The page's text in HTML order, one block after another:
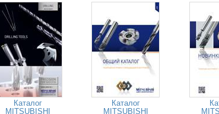
Каталог
MITSUBISHI
Каталог
MITSUBISHI